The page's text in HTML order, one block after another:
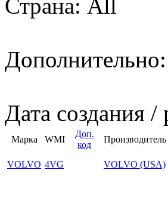
Страна: All
Дата создания
Марка WMI
Доп.
код
Производитель
VOLVO 4VG VOLVO (USA)